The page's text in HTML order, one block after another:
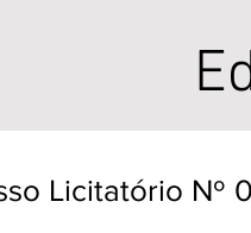
Licitatório Nº